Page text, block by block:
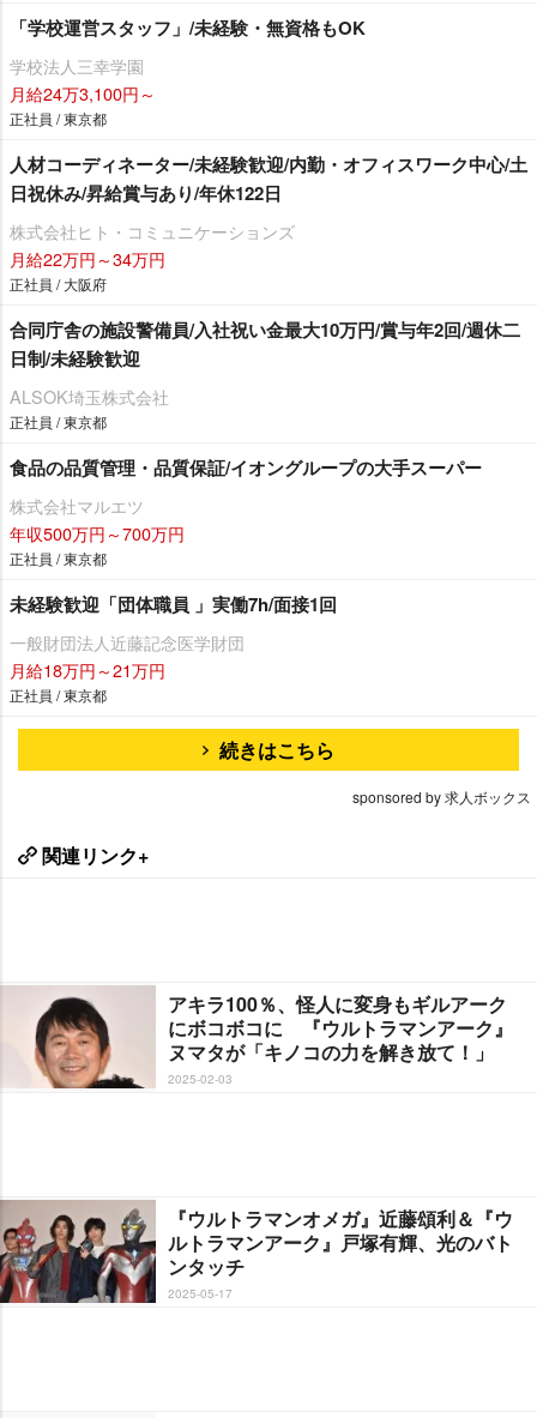
「学校運営スタッフ」/未経験・無資格もOK
学校法人三幸学園
月給24万3,100円～
正社員 / 東京都
人材コーディネーター/未経験歓迎/内勤・オフィスワーク中心/土
日祝休み/昇給賞与あり/年休122日
株式会社ヒト・コミュニケーションズ
月給22万円～34万円
正社員 / 大阪府
合同庁舎の施設警備員/入社祝い金最大10万円/賞与年2回/週休二
日制/未経験歓迎
ALSOK埼玉株式会社
正社員 / 東京都
食品の品質管理・品質保証/イオングループの大手スーパー
株式会社マルエツ
年収500万円～700万円
正社員 / 東京都
未経験歓迎「団体職員 」実働7h/面接1回
一般財団法人近藤記念医学財団
月給18万円～21万円
正社員 / 東京都
続きはこちら
sponsored by 求人ボックス
関連リンク+
アキラ100％、怪人に変身もギルアーク
にボコボコに 『ウルトラマンアーク』
ヌマタが「キノコの力を解き放て！」
2025-02-03
『ウルトラマンオメガ』近藤頌利＆『ウ
ルトラマンアーク』戸塚有輝、光のバト
ンタッチ
2025-05-17